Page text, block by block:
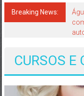
mais
perto
Breaking News:
CURSOS E